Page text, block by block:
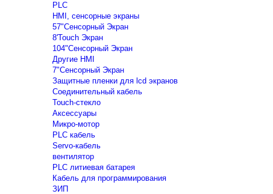
PLC
HMI, сенсорные экраны
57"Сенсорный Экран
8'Touch Экран
104"Сенсорный Экран
Другие HMI
7"Сенсорный Экран
Защитные пленки для lcd экранов
Соединительный кабель
Touch-стекло
Аксессуары
Микро-мотор
PLC кабель
Servo-кабель
вентилятор
PLC литиевая батарея
Кабель для программирования
ЗИП